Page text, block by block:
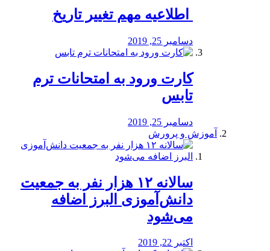
️ اطلاعیه مهم تغییر تاریخ
دسامبر 25, 2019
کارت ورود به امتحانات ترم
تابس
دسامبر 25, 2019
آموزش و پرورش
️سالانه ۱۲ هزار نفر به جمعیت
دانش‌آموزی البرز اضافه
می‌شود
اکتبر 22, 2019